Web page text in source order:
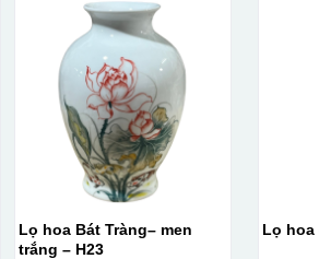
Decal được in xong, sẽ có 1
Lọ hoa Bát Tràng– men
trắng – H23
Lọ hoa